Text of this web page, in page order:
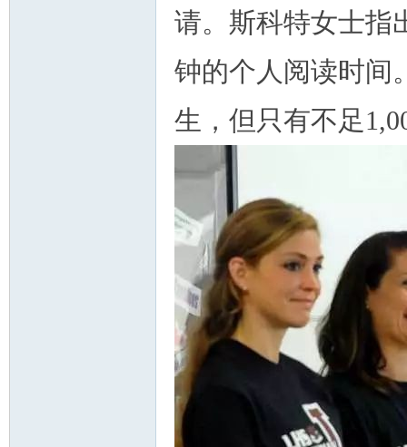
请。斯科特女士指
钟的个人阅读时间
生，但只有不足